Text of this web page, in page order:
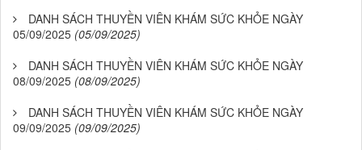
DANH SÁCH THUYỀN VIÊN KHÁM SỨC KHỎE NGÀY
05/09/2025 (05/09/2025)
DANH SÁCH THUYỀN VIÊN KHÁM SỨC KHỎE NGÀY
08/09/2025 (08/09/2025)
DANH SÁCH THUYỀN VIÊN KHÁM SỨC KHỎE NGÀY
09/09/2025 (09/09/2025)